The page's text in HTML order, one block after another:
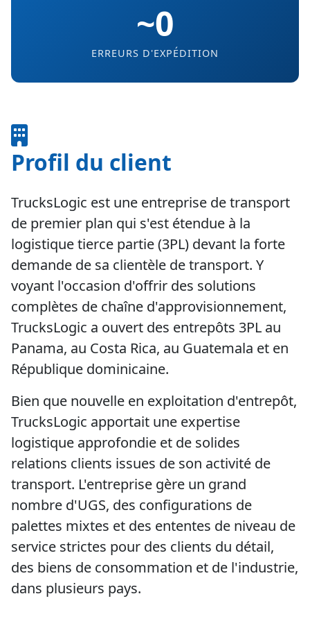
~0
ERREURS D'EXPÉDITION
Profil du client
TrucksLogic est une entreprise de transport
de premier plan qui s'est étendue à la
logistique tierce partie (3PL) devant la forte
demande de sa clientèle de transport. Y
voyant l'occasion d'offrir des solutions
complètes de chaîne d'approvisionnement,
TrucksLogic a ouvert des entrepôts 3PL au
Panama, au Costa Rica, au Guatemala et en
République dominicaine.
Bien que nouvelle en exploitation d'entrepôt,
TrucksLogic apportait une expertise
logistique approfondie et de solides
relations clients issues de son activité de
transport. L'entreprise gère un grand
nombre d'UGS, des configurations de
palettes mixtes et des ententes de niveau de
service strictes pour des clients du détail,
des biens de consommation et de l'industrie,
dans plusieurs pays.